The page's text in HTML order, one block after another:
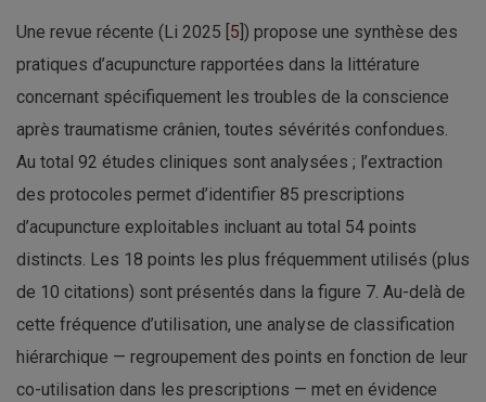
Une revue récente (Li 2025 [ 5 ]) propose une synthèse des
pratiques d’acupuncture rapportées dans la littérature
concernant spécifiquement les troubles de la conscience
après traumatisme crânien, toutes sévérités confondues.
Au total 92 études cliniques sont analysées ; l’extraction
des protocoles permet d’identifier 85 prescriptions
d’acupuncture exploitables incluant au total 54 points
distincts. Les 18 points les plus fréquemment utilisés (plus
de 10 citations) sont présentés dans la figure 7. Au-delà de
cette fréquence d’utilisation, une analyse de classification
hiérarchique — regroupement des points en fonction de leur
co-utilisation dans les prescriptions — met en évidence